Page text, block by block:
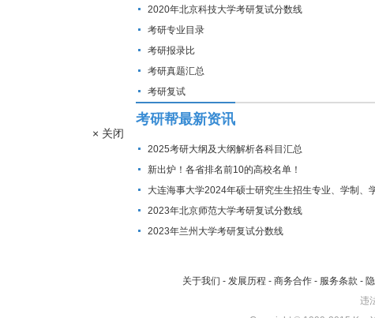
2020年北京科技大学考研复试分数线
考研专业目录
考研报录比
考研真题汇总
考研复试
考研帮最新资讯
2025考研大纲及大纲解析各科目汇总
新出炉！各省排名前10的高校名单！
大连海事大学2024年硕士研究生生招生专业、学制、
费标准及拟招生人数
2023年北京师范大学考研复试分数线
2023年兰州大学考研复试分数线
关于我们 - 发展历程 - 商务合作 - 服务条款 -
违
× 关闭